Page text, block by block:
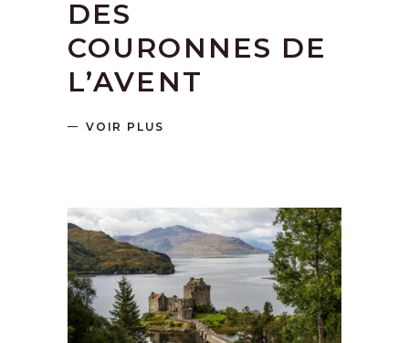
DES
COURONNES DE
L’AVENT
VOIR PLUS